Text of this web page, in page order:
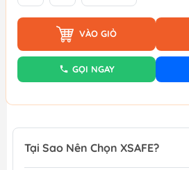
VÀO GIỎ
GỌI NGAY
Tại Sao Nên Chọn XSAFE?